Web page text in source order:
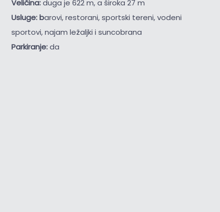
Veličina:duga je 622 m, a široka 27 m
Usluge: barovi, restorani, sportski tereni, vodeni
sportovi, najam ležaljki i suncobrana
Parkiranje:da